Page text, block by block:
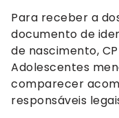
Para receber a
documento de
de nascimento,
Adolescentes
comparecer
responsáveis